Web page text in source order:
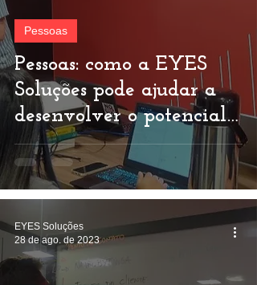
Pessoas: como a EYES
Soluções pode ajudar a
desenvolver o potencial
humano nas empresas
Pessoas
EYES Soluções
28 de ago. de 2023